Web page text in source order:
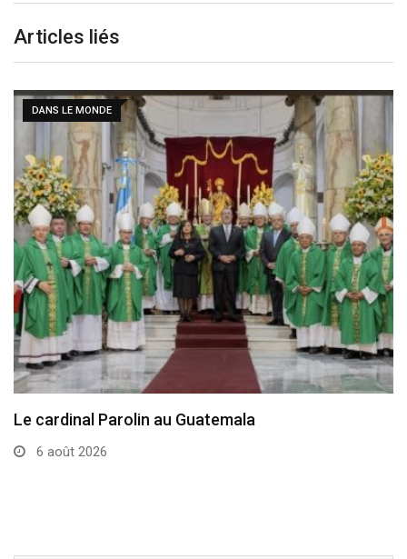
Articles liés
DANS LE MONDE
Le cardinal Parolin au Guatemala
6 août 2026